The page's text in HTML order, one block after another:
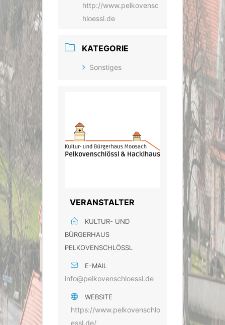
http://www.pelkovensc
hloessl.de
KATEGORIE
Sonstiges
VERANSTALTER
KULTUR- UND
BÜRGERHAUS
PELKOVENSCHLÖSSL
E-MAIL
info@pelkovenschloessl.de
WEBSITE
https://www.pelkovenschlo
essl.de/